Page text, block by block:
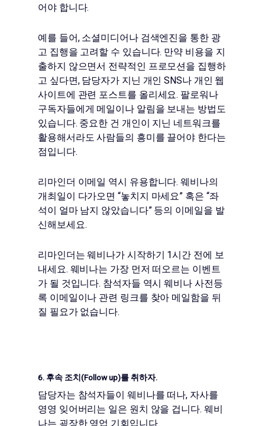
어야 합니다.
예를 들어, 소셜미디어나 검색엔진을 통한 광
고 집행을 고려할 수 있습니다. 만약 비용을 지
출하지 않으면서 전략적인 프로모션을 집행하
고 싶다면, 담당자가 지닌 개인 SNS나 개인 웹
사이트에 관련 포스트를 올리세요. 팔로워나
구독자들에게 메일이나 알림을 보내는 방법도
있습니다. 중요한 건 개인이 지닌 네트워크를
활용해서라도 사람들의 흥미를 끌어야 한다는
점입니다.
리마인더 이메일 역시 유용합니다. 웨비나의
개최일이 다가오면 “놓치지 마세요” 혹은 “좌
석이 얼마 남지 않았습니다” 등의 이메일을 발
신해보세요.
리마인더는 웨비나가 시작하기 1시간 전에 보
내세요. 웨비나는 가장 먼저 떠오르는 이벤트
가 될 것입니다. 참석자들 역시 웨비나 사전등
록 이메일이나 관련 링크를 찾아 메일함을 뒤
질 필요가 없습니다.
6. 후속 조치(Follow up)를 취하자.
담당자는 참석자들이 웨비나를 떠나, 자사를
영영 잊어버리는 일은 원치 않을 겁니다. 웨비
나는 굉장한 영업 기회입니다.